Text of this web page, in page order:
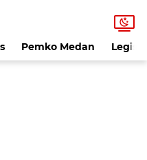
Pemko Medan